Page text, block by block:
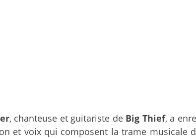
, chanteuse et guitariste de Big Thief, a
et voix qui composent la trame musicale